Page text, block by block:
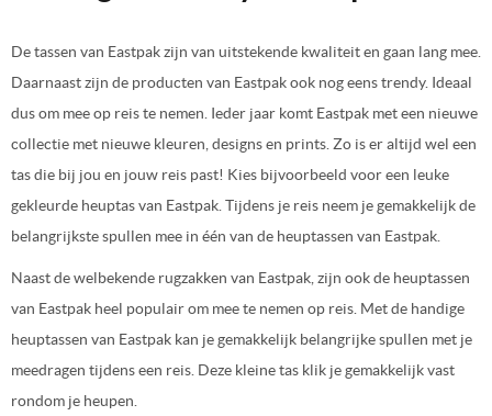
De tassen van Eastpak zijn van uitstekende kwaliteit en gaan lang mee.
Daarnaast zijn de producten van Eastpak ook nog eens trendy. Ideaal
dus om mee op reis te nemen. Ieder jaar komt Eastpak met een nieuwe
collectie met nieuwe kleuren, designs en prints. Zo is er altijd wel een
tas die bij jou en jouw reis past! Kies bijvoorbeeld voor een leuke
gekleurde heuptas van Eastpak. Tijdens je reis neem je gemakkelijk de
belangrijkste spullen mee in één van de heuptassen van Eastpak.
Naast de welbekende rugzakken van Eastpak, zijn ook de heuptassen
van Eastpak heel populair om mee te nemen op reis. Met de handige
heuptassen van Eastpak kan je gemakkelijk belangrijke spullen met je
meedragen tijdens een reis. Deze kleine tas klik je gemakkelijk vast
rondom je heupen.